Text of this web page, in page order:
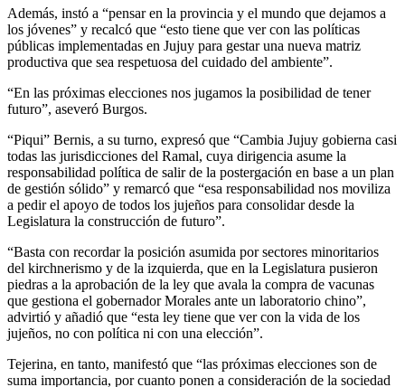
Además, instó a “pensar en la provincia y el mundo que dejamos a
los jóvenes” y recalcó que “esto tiene que ver con las políticas
públicas implementadas en Jujuy para gestar una nueva matriz
productiva que sea respetuosa del cuidado del ambiente”.
“En las próximas elecciones nos jugamos la posibilidad de tener
futuro”, aseveró Burgos.
“Piqui” Bernis, a su turno, expresó que “Cambia Jujuy gobierna casi
todas las jurisdicciones del Ramal, cuya dirigencia asume la
responsabilidad política de salir de la postergación en base a un plan
de gestión sólido” y remarcó que “esa responsabilidad nos moviliza
a pedir el apoyo de todos los jujeños para consolidar desde la
Legislatura la construcción de futuro”.
“Basta con recordar la posición asumida por sectores minoritarios
del kirchnerismo y de la izquierda, que en la Legislatura pusieron
piedras a la aprobación de la ley que avala la compra de vacunas
que gestiona el gobernador Morales ante un laboratorio chino”,
advirtió y añadió que “esta ley tiene que ver con la vida de los
jujeños, no con política ni con una elección”.
Tejerina, en tanto, manifestó que “las próximas elecciones son de
suma importancia, por cuanto ponen a consideración de la sociedad